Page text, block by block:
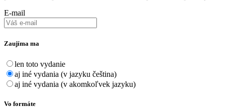
E-mail
Zaujíma ma
len toto vydanie
aj iné vydania (v jazyku čeština)
aj iné vydania (v akomkoľvek jazyku)
Vo formáte